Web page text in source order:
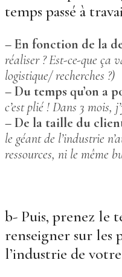
temps passé à
– En fonction de la
réaliser ? Est-ce-que ça
logistique/ recherches ?)
– Du temps qu’on a
c’est plié ! Dans 3 mois,
– De la taille du
le géant de l’industrie
ressources, ni le même
b- Puis, prenez le
renseigner sur les
l’industrie de votre